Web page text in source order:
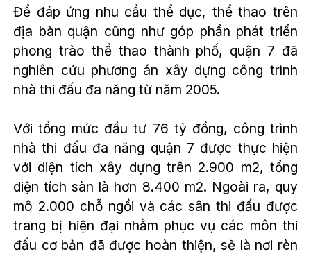
Để đáp ứng nhu cầu thể dục, thể thao trên
địa bàn quận cũng như góp phần phát triển
phong trào thể thao thành phố, quận 7 đã
nghiên cứu phương án xây dựng công trình
nhà thi đấu đa năng từ năm 2005.
Với tổng mức đầu tư 76 tỷ đồng, công trình
nhà thi đấu đa năng quận 7 được thực hiện
với diện tích xây dựng trên 2.900 m2, tổng
diện tích sàn là hơn 8.400 m2. Ngoài ra, quy
mô 2.000 chỗ ngồi và các sân thi đấu được
trang bị hiện đại nhằm phục vụ các môn thi
đấu cơ bản đã được hoàn thiện, sẽ là nơi rèn